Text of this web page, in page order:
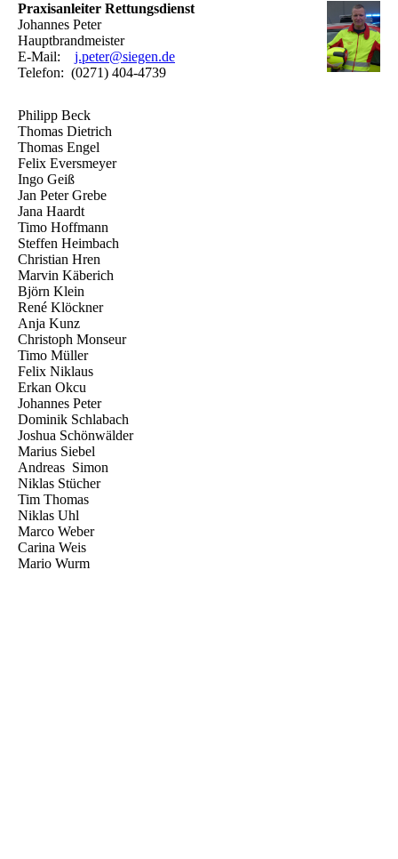
Praxisanleiter Rettungsdienst
Johannes Peter
Hauptbrandmeister
E-Mail: j.peter@siegen.de
Telefon: (0271) 404-4739
Philipp Beck
Thomas Dietrich
Thomas Engel
Felix Eversmeyer
Ingo Geiß
Jan Peter Grebe
Jana Haardt
Timo Hoffmann
Steffen Heimbach
Christian Hren
Marvin Käberich
Björn Klein
René Klöckner
Anja Kunz
Christoph Monseur
Timo Müller
Felix Niklaus
Erkan Okcu
Johannes Peter
Dominik Schlabach
Joshua Schönwälder
Marius Siebel
Andreas Simon
Niklas Stücher
Tim Thomas
Niklas Uhl
Marco Weber
Carina Weis
Mario Wurm